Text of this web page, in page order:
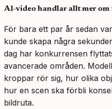
AI-video handlar allt mer om
För bara ett par år sedan
kunde skapa några
dag har konkurrensen
avancerade områden.
kroppar rör sig, hur olika
hur en scen ska förbli
bildruta.